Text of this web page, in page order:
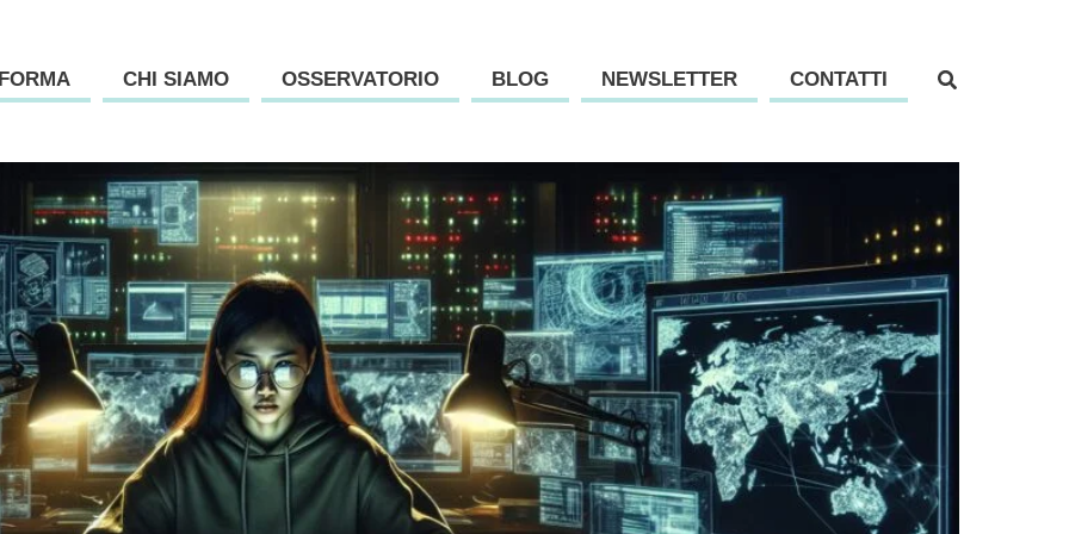
CHI SIAMO OSSERVATORIO BLOG NEWSLETTER CONTATTI